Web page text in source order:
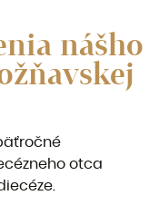
nášho
otca